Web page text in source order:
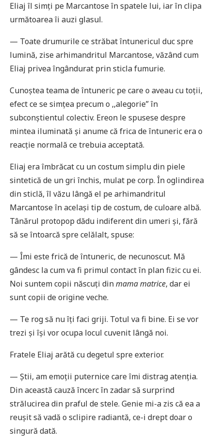
Eliaj îl simți pe Marcantose în spatele lui, iar în clipa
următoarea îi auzi glasul.
— Toate drumurile ce străbat întunericul duc spre
lumină, zise arhimandritul Marcantose, văzând cum
Eliaj privea îngândurat prin sticla fumurie.
Cunoștea teama de întuneric pe care o aveau cu toții,
efect ce se simțea precum o ,,alegorie” în
subconștientul colectiv. Ereon le spusese despre
mintea iluminată și anume că frica de întuneric era o
reacție normală ce trebuia acceptată.
Eliaj era îmbrăcat cu un costum simplu din piele
sintetică de un gri închis, mulat pe corp. În oglindirea
din sticlă, îl văzu lângă el pe arhimandritul
Marcantose în același tip de costum, de culoare albă.
Tânărul protopop dădu indiferent din umeri și, fără
să se întoarcă spre celălalt, spuse:
— Îmi este frică de întuneric, de necunoscut. Mă
gândesc la cum va fi primul contact în plan fizic cu ei.
Noi suntem copii născuți dinmama matrice, dar ei
sunt copii de origine veche.
— Te rog să nu îți faci griji. Totul va fi bine. Ei se vor
trezi și își vor ocupa locul cuvenit lângă noi.
Fratele Eliaj arătă cu degetul spre exterior.
— Știi, am emoții puternice care îmi distrag atenția.
Din această cauză încerc în zadar să surprind
strălucirea din praful de stele. Genie mi-a zis că ea a
reușit să vadă o sclipire radiantă, ce-i drept doar o
singură dată.